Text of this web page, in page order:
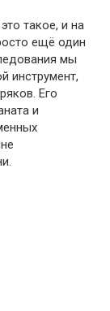
такое, и на
ещё один
мы
инструмент,
Его
и